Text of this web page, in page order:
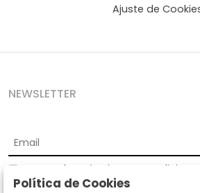
Ajuste de
NEWSLETTER
Acepto los Términos y Condiciones
privacidad
Política de Cookies